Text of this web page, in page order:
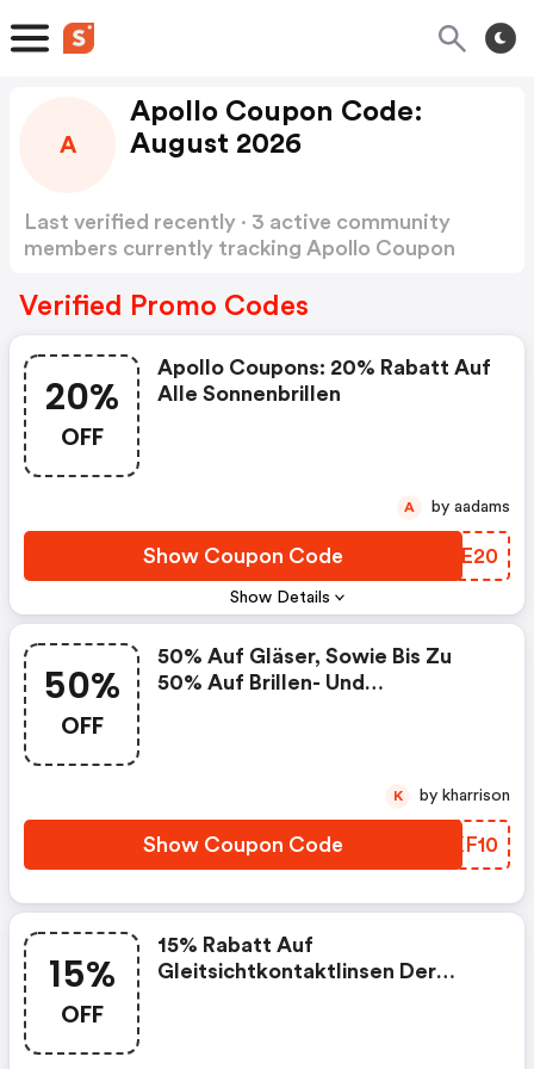
A
Apollo Coupon Code:
August 2026
Last verified recently · 3 active community
members currently tracking Apollo Coupon
Verified Promo Codes
20%
OFF
Show Details
Apollo Coupons: 20% Rabatt Auf
Alle Sonnenbrillen
Show Coupon Code HHQE20
A by aadams
50%
OFF
50% Auf Gläser, Sowie Bis Zu
50% Auf Brillen- Und
Kauf Einer Sonnenbrille Oder
Unabhängig Vom Fassungsrabatt
50% Rabatt Auf Die Dazu
Glasveredlungen Gewährt. 10%
Extrarabatt Auf Sonnenbrillen
Gilt Nur Auf Die
Show Coupon Code HWKF10
K by kharrison
15%
OFF
15% Rabatt Auf
Gleitsichtkontaktlinsen Der